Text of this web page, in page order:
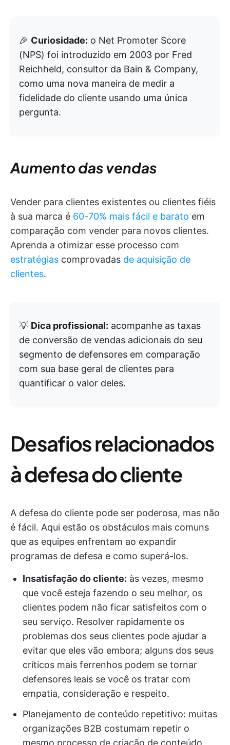
🎉 Curiosidade: o Net Promoter Score
(NPS) foi introduzido em 2003 por Fred
Reichheld, consultor da Bain & Company,
como uma nova maneira de medir a
fidelidade do cliente usando uma única
pergunta.
Aumento das vendas
Vender para clientes existentes ou clientes fiéis
à sua marca é 60-70% mais fácil e barato em
comparação com vender para novos clientes.
Aprenda a otimizar esse processo com
estratégias comprovadas de aquisição de
clientes.
💡 Dica profissional: acompanhe as taxas
de conversão de vendas adicionais do seu
segmento de defensores em comparação
com sua base geral de clientes para
quantificar o valor deles.
Desafios relacionados
à defesa do cliente
A defesa do cliente pode ser poderosa, mas não
é fácil. Aqui estão os obstáculos mais comuns
que as equipes enfrentam ao expandir
programas de defesa e como superá-los.
Insatisfação do cliente: às vezes, mesmo
que você esteja fazendo o seu melhor, os
clientes podem não ficar satisfeitos com o
seu serviço. Resolver rapidamente os
problemas dos seus clientes pode ajudar a
evitar que eles vão embora; alguns dos seus
críticos mais ferrenhos podem se tornar
defensores leais se você os tratar com
empatia, consideração e respeito.
Planejamento de conteúdo repetitivo: muitas
organizações B2B costumam repetir o
mesmo processo de criação de conteúdo,